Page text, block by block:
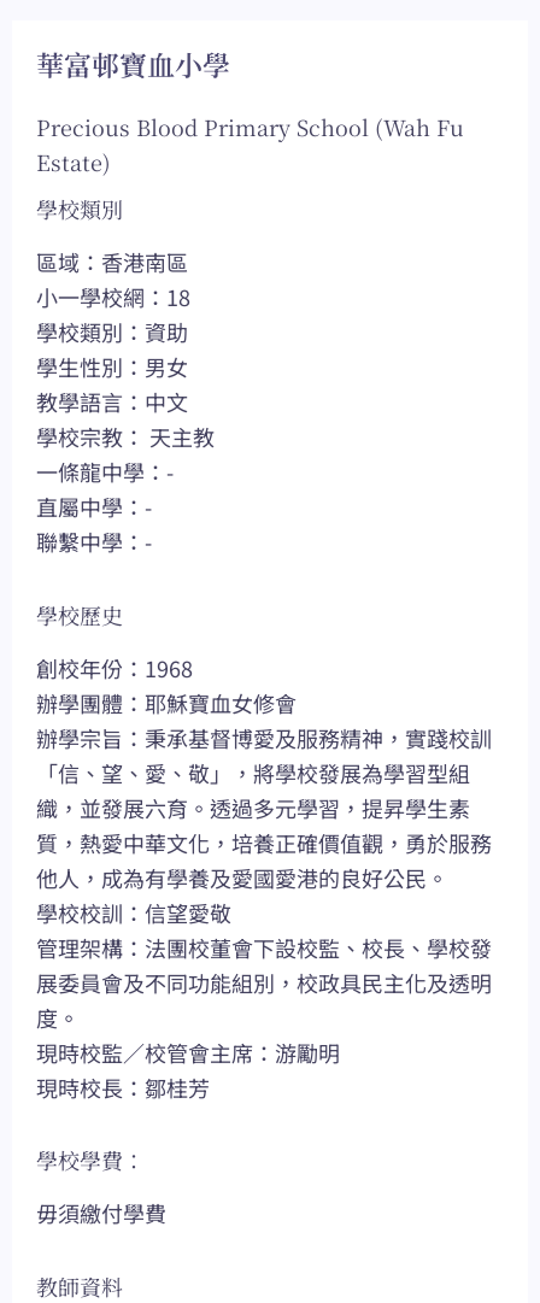
華富邨寶血小學
Precious Blood Primary School (Wah Fu
Estate)
學校類別
區域：香港南區
小一學校網：18
學校類別：資助
學生性別：男女
教學語言：中文
學校宗教： 天主教
一條龍中學：-
直屬中學：-
聯繫中學：-
學校歷史
創校年份：1968
辦學團體：耶穌寶血女修會
辦學宗旨：秉承基督博愛及服務精神，實踐校訓
「信、望、愛、敬」，將學校發展為學習型組
織，並發展六育。透過多元學習，提昇學生素
質，熱愛中華文化，培養正確價值觀，勇於服務
他人，成為有學養及愛國愛港的良好公民。
學校校訓：信望愛敬
管理架構：法團校董會下設校監、校長、學校發
展委員會及不同功能組別，校政具民主化及透明
度。
現時校監／校管會主席：游勵明
現時校長：鄒桂芳
學校學費：
毋須繳付學費
教師資料